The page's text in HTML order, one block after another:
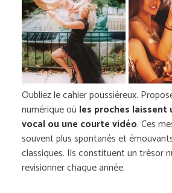
Oubliez le cahier poussiéreux.
numérique où les proches laissent
vocal ou une courte vidéo. Ces
souvent plus spontanés et
classiques. Ils constituent un trésor
revisionner chaque année.